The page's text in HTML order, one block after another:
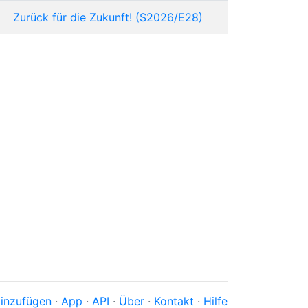
Zurück für die Zukunft! (S2026/E28)
· App · API · Über · Kontakt · Hilfe